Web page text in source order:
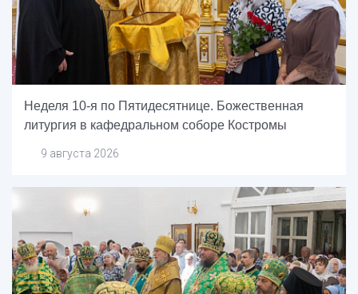
Неделя 10-я по Пятидесятнице. Божественная
литургия в кафедральном соборе Костромы
9 августа 2026